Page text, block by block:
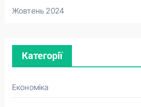
Жовтень 2024
Категорії
Економіка